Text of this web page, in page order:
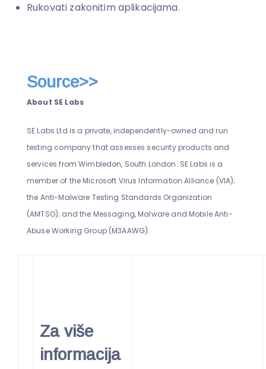
Rukovati zakonitim aplikacijama.
Source>>
About SE Labs
SE Labs Ltd is a private, independently-owned and run
testing company that assesses security products and
services from Wimbledon, South London. SE Labs is a
member of the Microsoft Virus Information Alliance (VIA);
the Anti-Malware Testing Standards Organization
(AMTSO); and the Messaging, Malware and Mobile Anti-
Abuse Working Group (M3AAWG).
Za više
informacija